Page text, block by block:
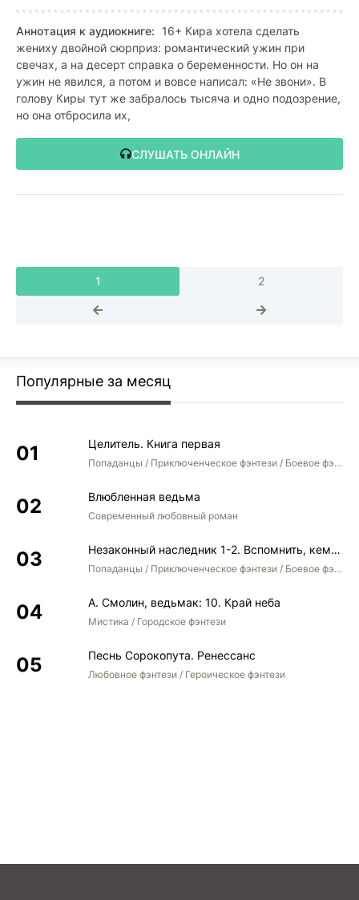
Аннотация к аудиокниге:
16+ Кира хотела сделать
жениху двойной сюрприз: романтический ужин при
свечах, а на десерт справка о беременности. Но он на
ужин не явился, а потом и вовсе написал: «Не звони». В
голову Киры тут же забралось тысяча и одно подозрение,
но она отбросила их,
СЛУШАТЬ ОНЛАЙН
1 2
Популярные за месяц
Целитель. Книга первая
Попаданцы / Приключенческое фэнтези / Боевое фэнтези
Влюбленная ведьма
Современный любовный роман
Незаконный наследник 1-2. Вспомнить, кем был. Стать собой. Остаться собой
Попаданцы / Приключенческое фэнтези / Боевое фэнтези / Юмористическое фэнтези
А. Смолин, ведьмак: 10. Край неба
Мистика / Городское фэнтези
Песнь Сорокопута. Ренессанс
Любовное фэнтези / Героическое фэнтези